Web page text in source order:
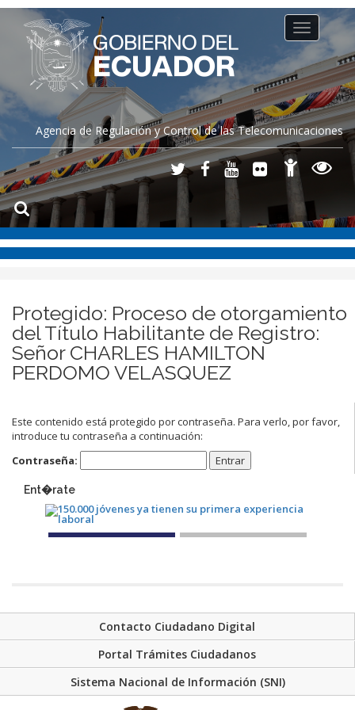
Agencia de Regulación y Control de las Telecomunicaciones
Toggle
navigation
Protegido: Proceso de otorgamiento
del Título Habilitante de Registro:
Señor CHARLES HAMILTON
PERDOMO VELASQUEZ
Este contenido está protegido por contraseña. Para verlo, por favor,
introduce tu contraseña a continuación:
Contraseña:
Ent�rate
Contacto Ciudadano Digital
Portal Trámites Ciudadanos
Sistema Nacional de Información (SNI)